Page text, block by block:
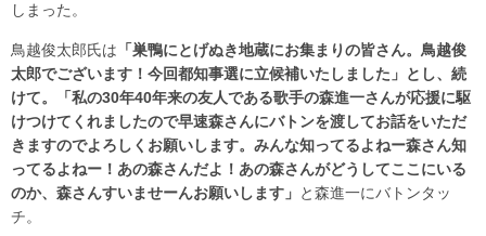
しまった。
鳥越俊太郎氏は 「巣鴨にとげぬき地蔵にお集まりの皆さん。鳥越俊
太郎でございます！今回都知事選に立候補いたしました」とし、続
けて。「私の30年40年来の友人である歌手の森進一さんが応援に駆
けつけてくれましたので早速森さんにバトンを渡してお話をいただ
きますのでよろしくお願いします。みんな知ってるよねー森さん知
ってるよねー！あの森さんだよ！あの森さんがどうしてここにいる
のか、森さんすいませーんお願いします」 と森進一にバトンタッ
チ。